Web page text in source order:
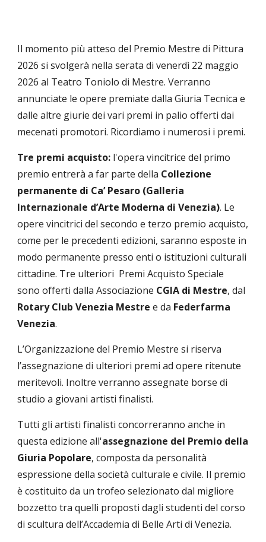
Il momento più atteso del Premio Mestre di Pittura
2026 si svolgerà nella serata di venerdì 22 maggio
2026 al Teatro Toniolo di Mestre. Verranno
annunciate le opere premiate dalla Giuria Tecnica e
dalle altre giurie dei vari premi in palio offerti dai
mecenati promotori. Ricordiamo i numerosi i premi.
Tre premi acquisto: l'opera vincitrice del primo
premio entrerà a far parte della Collezione
permanente di Ca’ Pesaro (Galleria
Internazionale d’Arte Moderna di Venezia). Le
opere vincitrici del secondo e terzo premio acquisto,
come per le precedenti edizioni, saranno esposte in
modo permanente presso enti o istituzioni culturali
cittadine. Tre ulteriori Premi Acquisto Speciale
sono offerti dalla Associazione CGIA di Mestre, dal
Rotary Club Venezia Mestre e da Federfarma
Venezia.
L’Organizzazione del Premio Mestre si riserva
l’assegnazione di ulteriori premi ad opere ritenute
meritevoli. Inoltre verranno assegnate borse di
studio a giovani artisti finalisti.
Tutti gli artisti finalisti concorreranno anche in
questa edizione all'assegnazione del Premio della
Giuria Popolare, composta da personalità
espressione della società culturale e civile. Il premio
è costituito da un trofeo selezionato dal migliore
bozzetto tra quelli proposti dagli studenti del corso
di scultura dell’Accademia di Belle Arti di Venezia.